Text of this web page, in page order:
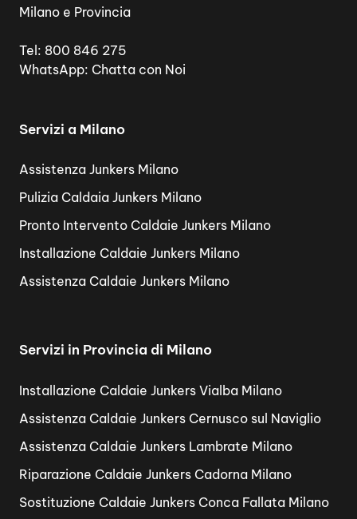
Milano e Provincia
Tel: 800 846 275
WhatsApp: Chatta con Noi
Servizi a Milano
Assistenza Junkers Milano
Pulizia Caldaia Junkers Milano
Pronto Intervento Caldaie Junkers Milano
Installazione Caldaie Junkers Milano
Assistenza Caldaie Junkers Milano
Servizi in Provincia di Milano
Installazione Caldaie Junkers Vialba Milano
Assistenza Caldaie Junkers Cernusco sul Naviglio
Assistenza Caldaie Junkers Lambrate Milano
Riparazione Caldaie Junkers Cadorna Milano
Sostituzione Caldaie Junkers Conca Fallata Milano